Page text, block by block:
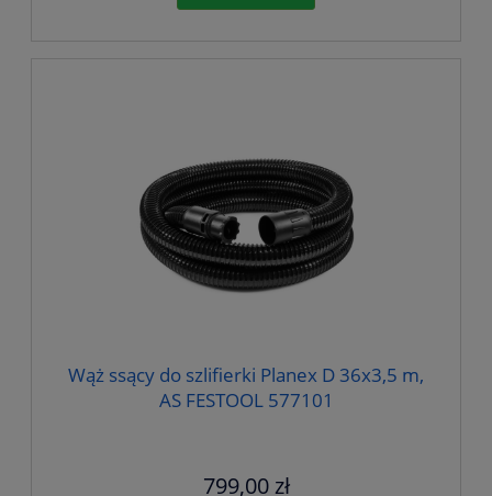
Wąż ssący do szlifierki Planex D 36x3,5 m,
AS FESTOOL 577101
799,00 zł